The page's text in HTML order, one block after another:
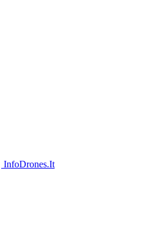
InfoDrones.It